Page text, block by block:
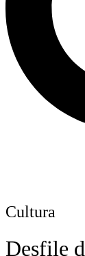
Cultura
Desfile